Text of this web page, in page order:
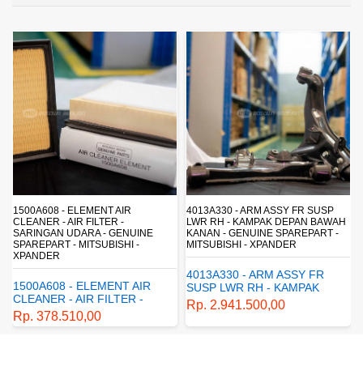
4013A330 - ARM ASSY FR SUSP
LWR RH - KAMPAK DEPAN BAWAH
KANAN - GENUINE SPAREPART -
MITSUBISHI - XPANDER
SUSP LWR RH - KAMPAK
DEPAN BAWAH KANAN -
GENUINE SPAREPART -
MITSUBISHI - XPANDER
Rp. 2.941.500,00
4162A413 - SHOCK ABSORBER
SUSP - SUSPENSI BELAKANG -
SHOCKBREAKER BELAKANG -
GENUINE SPAREPART -
MITSUBISHI - XPANDER
4162A413 - SHOCK
ABSORBER RR SUSP -
SUSPENSI BELAKANG -
SHOCKBREAKER